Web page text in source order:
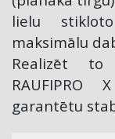
lielu
maksimālu
Realizēt to
garantētu